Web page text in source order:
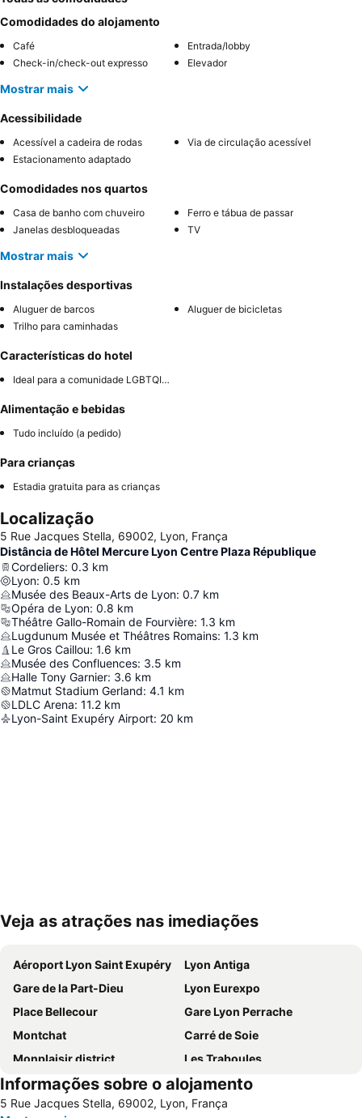
Comodidades do alojamento
Café
Entrada/lobby
Check-in/check-out expresso
Elevador
Mostrar mais
Acessibilidade
Acessível a cadeira de rodas
Via de circulação acessível
Estacionamento adaptado
Comodidades nos quartos
Casa de banho com chuveiro
Ferro e tábua de passar
Janelas desbloqueadas
TV
Mostrar mais
Instalações desportivas
Aluguer de barcos
Aluguer de bicicletas
Trilho para caminhadas
Características do hotel
Ideal para a comunidade LGBTQIA+
Alimentação e bebidas
Tudo incluído (a pedido)
Para crianças
Estadia gratuita para as crianças
Localização
5 Rue Jacques Stella, 69002, Lyon, França
Distância de Hôtel Mercure Lyon Centre Plaza République
Cordeliers: 0.3 km
Lyon: 0.5 km
Musée des Beaux-Arts de Lyon: 0.7 km
Opéra de Lyon: 0.8 km
Théâtre Gallo-Romain de Fourvière: 1.3 km
Lugdunum Musée et Théâtres Romains: 1.3 km
Le Gros Caillou: 1.6 km
Musée des Confluences: 3.5 km
Halle Tony Garnier: 3.6 km
Matmut Stadium Gerland: 4.1 km
LDLC Arena: 11.2 km
Lyon-Saint Exupéry Airport: 20 km
Ampliar mapa
Veja as atrações nas imediações
Aéroport Lyon Saint Exupéry
Lyon Antiga
Gare de la Part-Dieu
Lyon Eurexpo
Place Bellecour
Gare Lyon Perrache
Montchat
Carré de Soie
Monplaisir district
Les Traboules
Mercado de Natal
Vaise
Mermoz
Confluence
Informações sobre o alojamento
5 Rue Jacques Stella, 69002, Lyon, França